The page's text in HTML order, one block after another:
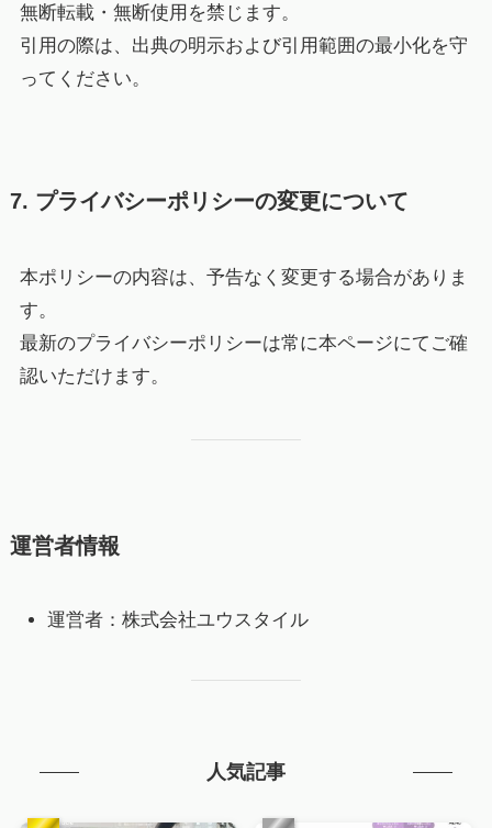
無断転載・無断使用を禁じます。
引用の際は、出典の明示および引用範囲の最小化を守
ってください。
7. プライバシーポリシーの変更について
本ポリシーの内容は、予告なく変更する場合がありま
す。
最新のプライバシーポリシーは常に本ページにてご確
認いただけます。
運営者情報
運営者：株式会社ユウスタイル
人気記事